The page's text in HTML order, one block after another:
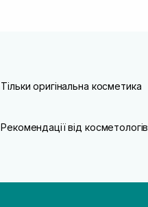
Тільки оригінальна косметика
Рекомендації від косметологів